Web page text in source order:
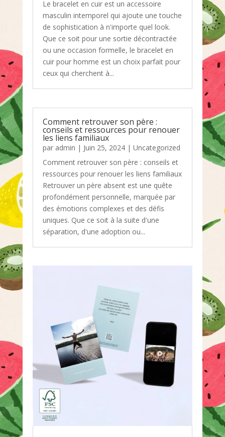
Le bracelet en cuir est un accessoire
masculin intemporel qui ajoute une touche
de sophistication à n'importe quel look.
Que ce soit pour une sortie décontractée
ou une occasion formelle, le bracelet en
cuir pour homme est un choix parfait pour
ceux qui cherchent à...
Comment retrouver son père :
conseils et ressources pour renouer
les liens familiaux
par admin | Juin 25, 2024| Uncategorized
Comment retrouver son père : conseils et
ressources pour renouer les liens familiaux
Retrouver un père absent est une quête
profondément personnelle, marquée par
des émotions complexes et des défis
uniques. Que ce soit à la suite d'une
séparation, d'une adoption ou...